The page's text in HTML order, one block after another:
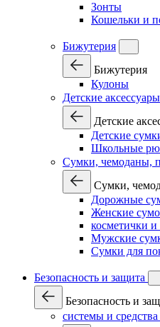
Зонты
Кошельки и
Бижутерия
Бижутерия
Кулоны
Детские аксессуары
Детские
Детские
Школьные
Сумки, чемоданы,
Сумки,
Дорожные
Женские
косметички
Мужские
Сумки для
Безопасность и защита
Безопасность и
системы и